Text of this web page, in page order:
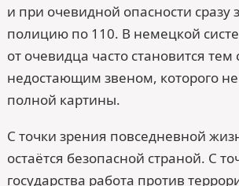
и при очевидной опасности сразу
полицию по 110. В немецкой
от очевидца часто становится
недостающим звеном, которого
полной картины.
С точки зрения повседневной
остаётся безопасной страной. С
государства работа против